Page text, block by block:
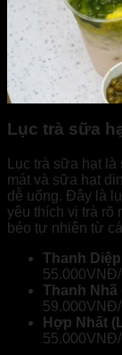
Lục trà sữa
Lục trà sữa hạt
mát và sữa hạt
dễ uống. Đây là
yêu thích vị trà rõ
béo tự nhiên từ
Thanh
Thanh Nhã
Hợp Nhất